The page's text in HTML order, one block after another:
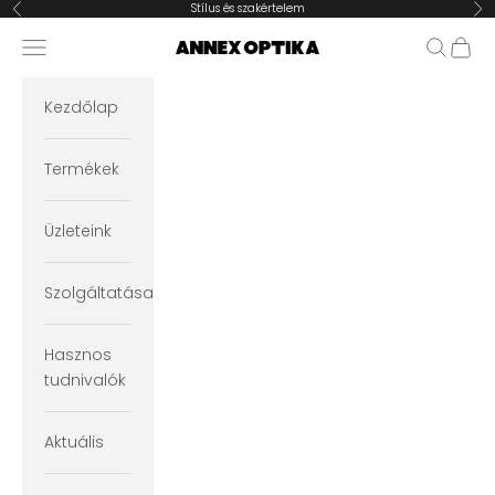
Ugrás a tartalomra
Előző Stílus és szakértelem
Annex Optika
Navigációs menü megnyitása
Kezdőlap
Termékek
Üzleteink
Szolgáltatásaink
Hasznos
tudnivalók
Aktuális